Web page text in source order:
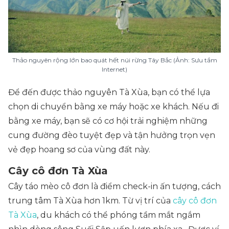
Thảo nguyên rộng lớn bao quát hết núi rừng Tây Bắc (Ảnh: Sưu tầm
Internet)
Để đến được thảo nguyên Tà Xùa, bạn có thể lựa
chọn di chuyển bằng xe máy hoặc xe khách. Nếu đi
bằng xe máy, bạn sẽ có cơ hội trải nghiệm những
cung đường đèo tuyệt đẹp và tận hưởng trọn vẹn
vẻ đẹp hoang sơ của vùng đất này.
Cây cô đơn Tà Xùa
Cây táo mèo cô đơn là điểm check-in ấn tượng, cách
trung tâm Tà Xùa hơn 1km. Từ vị trí của cây cô đơn
Tà Xùa, du khách có thể phóng tầm mắt ngắm